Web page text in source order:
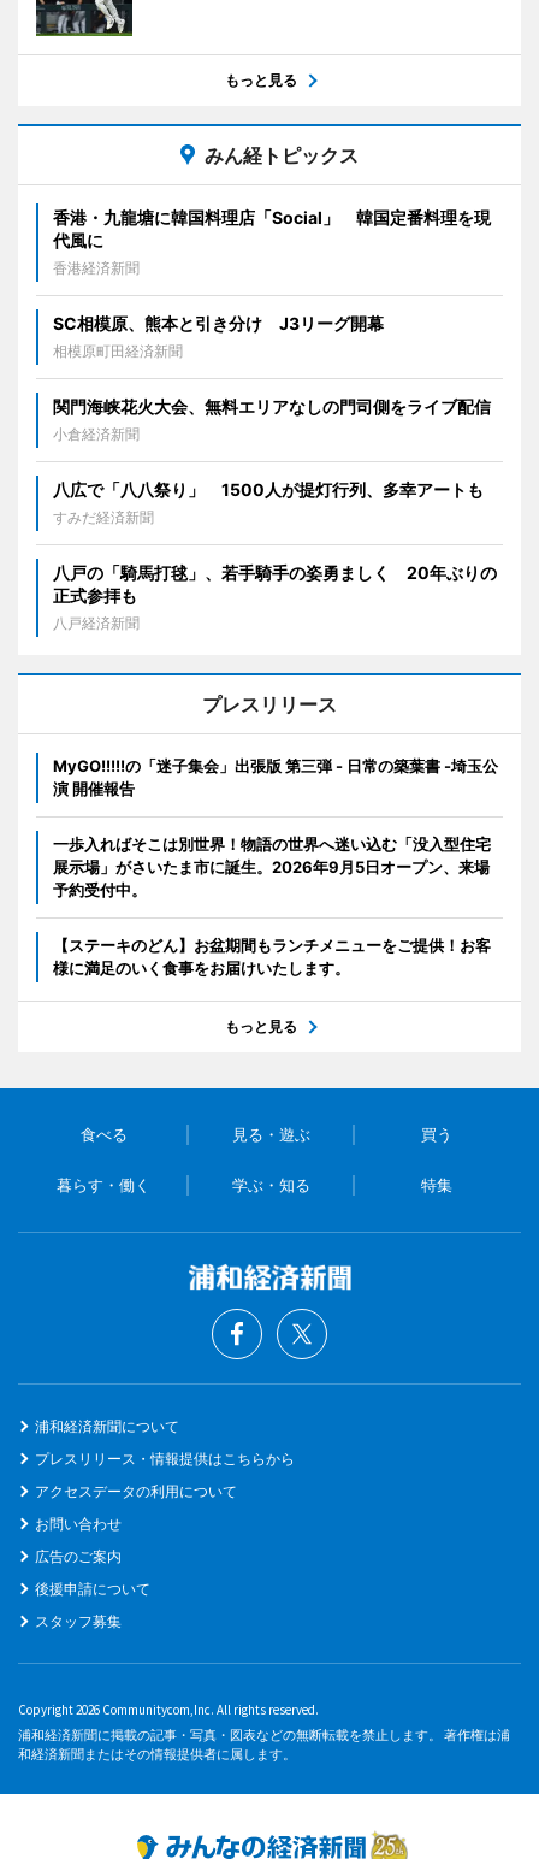
もっと見る
みん経トピックス
香港・九龍塘に韓国料理店「Social」 韓国定番料理を現
代風に
香港経済新聞
SC相模原、熊本と引き分け J3リーグ開幕
相模原町田経済新聞
関門海峡花火大会、無料エリアなしの門司側をライブ配信
小倉経済新聞
八広で「八八祭り」 1500人が提灯行列、多幸アートも
すみだ経済新聞
八戸の「騎馬打毬」、若手騎手の姿勇ましく 20年ぶりの
正式参拝も
八戸経済新聞
プレスリリース
MyGO!!!!!の「迷子集会」出張版 第三弾 - 日常の築葉書 -埼玉公
演 開催報告
一歩入ればそこは別世界！物語の世界へ迷い込む「没入型住宅
展示場」がさいたま市に誕生。2026年9月5日オープン、来場
予約受付中。
【ステーキのどん】お盆期間もランチメニューをご提供！お客
様に満足のいく食事をお届けいたします。
もっと見る
食べる 見る・遊ぶ 買う
暮らす・働く 学ぶ・知る 特集
浦和経済新聞について
プレスリリース・情報提供はこちらから
アクセスデータの利用について
お問い合わせ
広告のご案内
後援申請について
スタッフ募集
Copyright 2026 Communitycom,Inc. All rights reserved.
浦和経済新聞に掲載の記事・写真・図表などの無断転載を禁止します。 著作権は浦
和経済新聞またはその情報提供者に属します。